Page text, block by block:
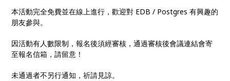
本活動完全免費並在線上進行，歡迎對 EDB / Postgres 有興趣的
朋友參與。
因活動有人數限制，報名後須經審核，通過審核後會議連結會寄
至報名信箱，請留意！
未通過者不另行通知，祈請見諒。